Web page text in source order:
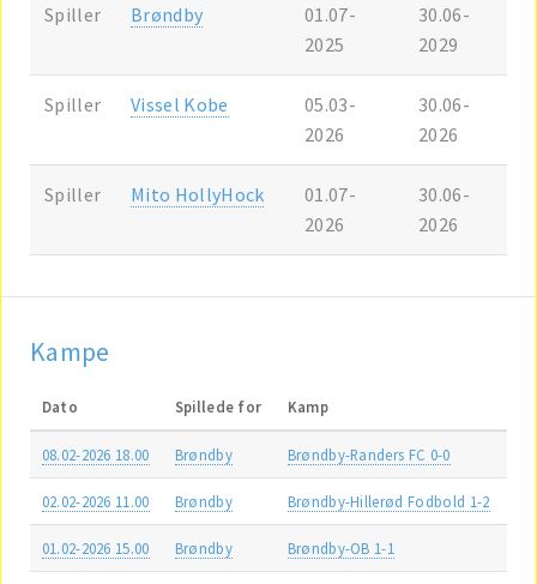
Spiller Brøndby
01.07-
2025
30.06-
2029
Spiller Vissel Kobe
05.03-
2026
30.06-
2026
Spiller Mito HollyHock
01.07-
2026
30.06-
2026
Kampe
Dato Spillede for Kamp
08.02-2026 18.00 Brøndby Brøndby-Randers FC 0-0
02.02-2026 11.00 Brøndby Brøndby-Hillerød Fodbold 1-2
01.02-2026 15.00 Brøndby Brøndby-OB 1-1